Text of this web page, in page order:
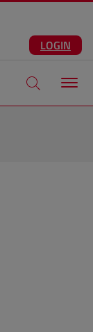
LOGIN
Apri modale